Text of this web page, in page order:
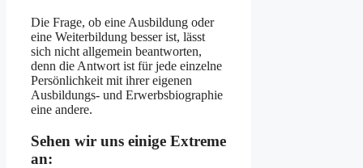
Die Frage, ob eine Ausbildung oder
eine Weiterbildung besser ist, lässt
sich nicht allgemein beantworten,
denn die Antwort ist für jede einzelne
Persönlichkeit mit ihrer eigenen
Ausbildungs- und Erwerbsbiographie
eine andere.
Sehen wir uns einige Extreme
an: